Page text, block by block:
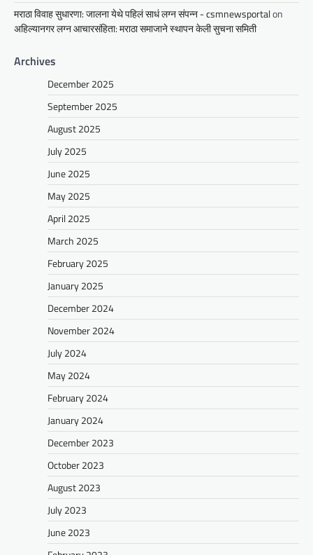
मराठा विवाह सुधारणा: जालना येथे पहिलं साधं लग्न संपन्न - csmnewsportalon
अहिल्यानगर लग्न आचारसंहिता: मराठा समाजाने स्थापन केली सुचना समिती
Archives
December 2025
September 2025
August 2025
July 2025
June 2025
May 2025
April 2025
March 2025
February 2025
January 2025
December 2024
November 2024
July 2024
May 2024
February 2024
January 2024
December 2023
October 2023
August 2023
July 2023
June 2023